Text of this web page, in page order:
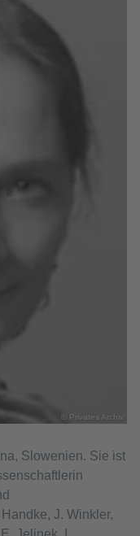
© Privates Archiv
Slowenien. Sie ist
Handke, J. Winkler,